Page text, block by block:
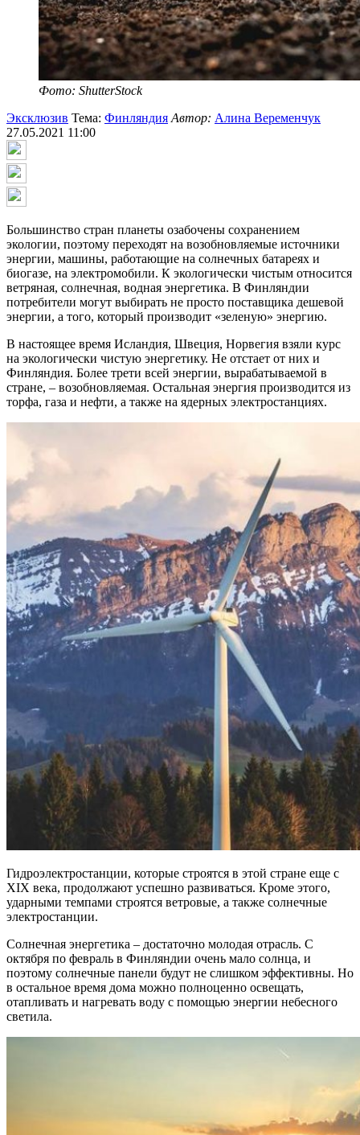
Фото: ShutterStock
Эксклюзив Тема: Финляндия Автор: Алина Веременчук
27.05.2021 11:00
Большинство стран планеты озабочены сохранением
экологии, поэтому переходят на возобновляемые источники
энергии, машины, работающие на солнечных батареях и
биогазе, на электромобили. К экологически чистым относится
ветряная, солнечная, водная энергетика. В Финляндии
потребители могут выбирать не просто поставщика дешевой
энергии, а того, который производит «зеленую» энергию.
В настоящее время Исландия, Швеция, Норвегия взяли курс
на экологически чистую энергетику. Не отстает от них и
Финляндия. Более трети всей энергии, вырабатываемой в
стране, – возобновляемая. Остальная энергия производится из
торфа, газа и нефти, а также на ядерных электростанциях.
Гидроэлектростанции, которые строятся в этой стране еще с
XIX века, продолжают успешно развиваться. Кроме этого,
ударными темпами строятся ветровые, а также солнечные
электростанции.
Солнечная энергетика – достаточно молодая отрасль. С
октября по февраль в Финляндии очень мало солнца, и
поэтому солнечные панели будут не слишком эффективны. Но
в остальное время дома можно полноценно освещать,
отапливать и нагревать воду с помощью энергии небесного
светила.